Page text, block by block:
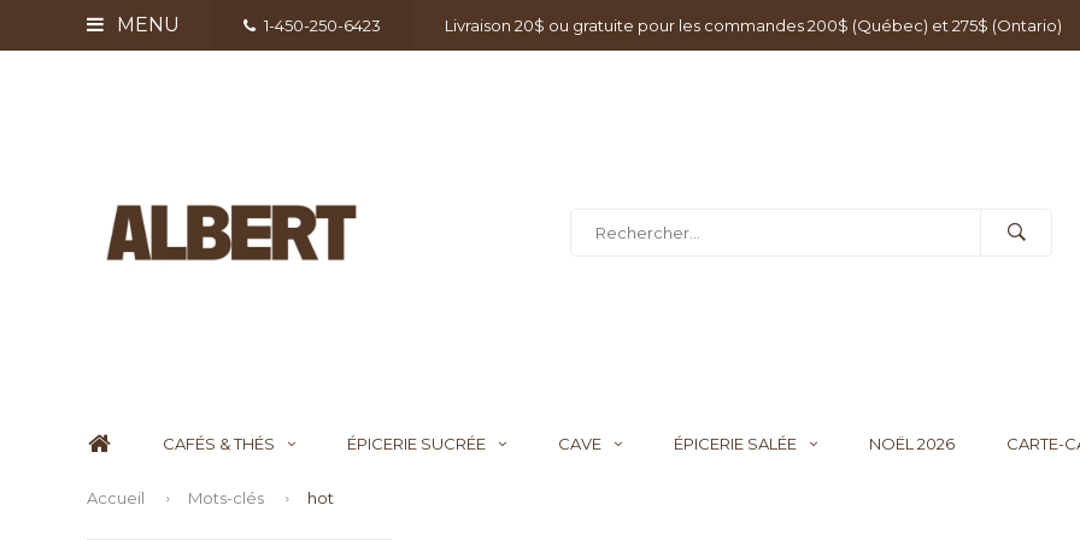
MENU 1-450-250-6423 Livraison 20$ ou gratuite pour les commandes 200$ (Québec) et 275$ (Ontario)
CAFÉS & THÉS ÉPICERIE SUCRÉE CAVE ÉPICERIE SALÉE NOËL 2026 CARTE-
Accueil Mots-clés hot